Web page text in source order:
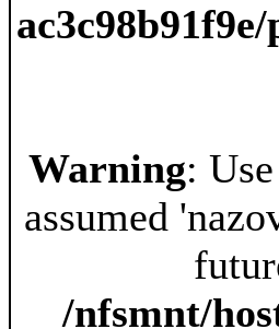
Warning:
assumed
/nfsmnt/